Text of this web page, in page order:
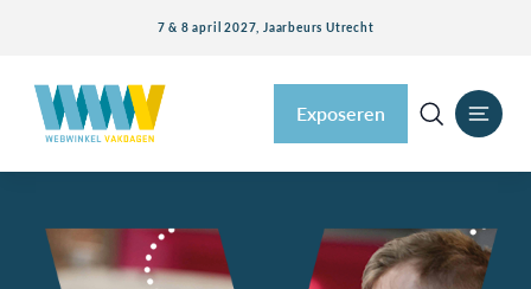
7 & 8 april 2027, Jaarbeurs Utrecht
Exposeren